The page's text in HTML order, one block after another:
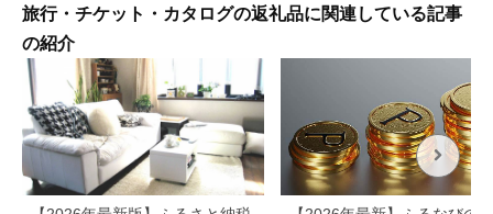
旅行・チケット・カタログの返礼品に関連している記事
の紹介